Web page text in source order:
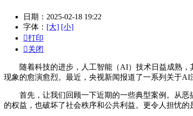
日期：2025-02-18 19:22
字体： [大] [小]
打印
关闭
随着科技的进步，人工智能（AI）技术日益成熟，
现象的愈演愈烈。最近，央视新闻报道了一系列关于AI
首先，让我们回顾一下近期的一些典型案例。从恶
的权益，也破坏了社会秩序和公共利益。更令人担忧